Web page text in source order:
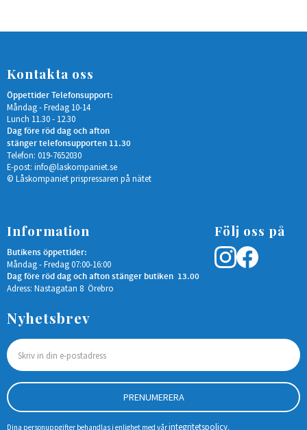
Kontakta oss
Öppettider Telefonsupport:
Måndag - Fredag 10-14
Lunch 11.30 - 12.30
Dag före röd dag och afton
stänger telefonsupporten 11.30
Telefon: 019-7652030
E-post: info@laskompaniet.se
© Låskompaniet prispressaren på nätet
Information
Butikens öppettider:
Måndag - Fredag 07:00-16:00
Dag före röd dag och afton stänger butiken 13.00
Adress: Nastagatan 8 Örebro
Följ oss på
Nyhetsbrev
PRENUMERERA
Dina personuppgifter behandlas i enlighet med vårintegritetspolicy.